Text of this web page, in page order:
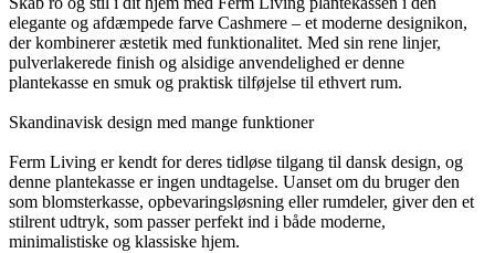
elegante og afdæmpede farve Cashmere – et moderne designikon,
der kombinerer æstetik med funktionalitet. Med sin rene linjer,
pulverlakerede finish og alsidige anvendelighed er denne
plantekasse en smuk og praktisk tilføjelse til ethvert rum.
Skandinavisk design med mange funktioner
Ferm Living er kendt for deres tidløse tilgang til dansk design, og
denne plantekasse er ingen undtagelse. Uanset om du bruger den
som blomsterkasse, opbevaringsløsning eller rumdeler, giver den et
stilrent udtryk, som passer perfekt ind i både moderne,
minimalistiske og klassiske hjem.